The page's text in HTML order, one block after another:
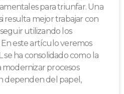
para triunfar. Una
resulta mejor trabajar con
utilizando los
este artículo veremos
se ha consolidado como la
modernizar procesos
dependen del papel,